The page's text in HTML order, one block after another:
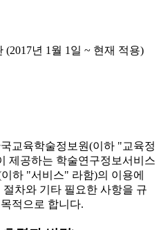
년 1월 1일 ~ 현재 적용)
교육학술정보원(이하 "교육정
제공하는 학술연구정보서비스
하 "서비스" 라함)의 이용에
절차와 기타 필요한 사항을 규
적으로 합니다.